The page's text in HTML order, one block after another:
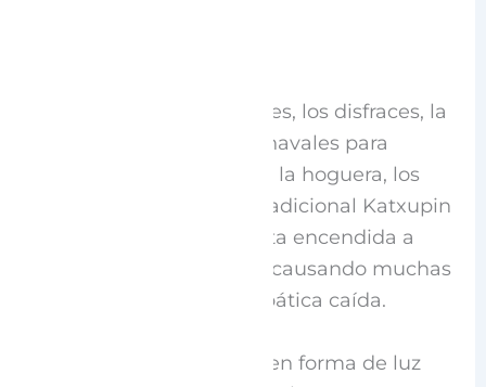
Son las comidas populares, los disfraces, la
quema del judas en Carnavales para
eliminar todos los males, la hoguera, los
asados en la plaza y el tradicional Katxupin
persiguiendo con la punta encendida a
todo el que se atraviese, causando muchas
risas y una que otra simpática caída.
Es el Olentzero bajando en forma de luz